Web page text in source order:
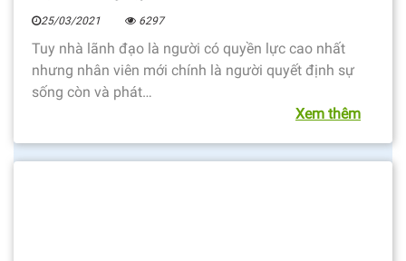
25/03/2021 6297
Tuy nhà lãnh đạo là người có quyền lực cao nhất
nhưng nhân viên mới chính là người quyết định sự
sống còn và phát…
Xem thêm